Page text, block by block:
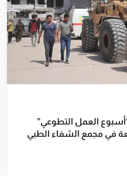
الشهم (3) تختتم “أسبوع العمل التطوعي”
في مجمع الشفاء الطبي